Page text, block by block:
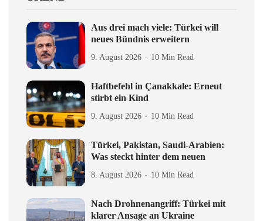
Aus drei mach viele: Türkei will
neues Bündnis erweitern
9. August 2026 10 Min Read
Haftbefehl in Çanakkale: Erneut
stirbt ein Kind
9. August 2026 10 Min Read
Türkei, Pakistan, Saudi-Arabien:
Was steckt hinter dem neuen
8. August 2026 10 Min Read
Nach Drohnenangriff: Türkei mit
klarer Ansage an Ukraine